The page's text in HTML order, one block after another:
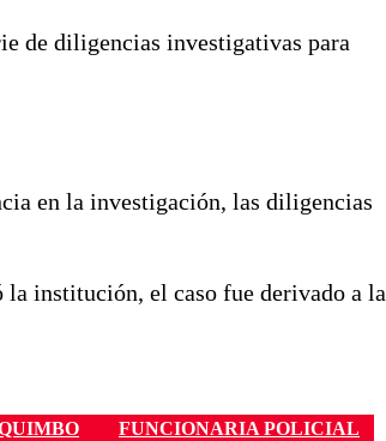
de diligencias investigativas para
en la investigación, las diligencias
la institución, el caso fue derivado a la
FUNCIONARIA POLICIAL